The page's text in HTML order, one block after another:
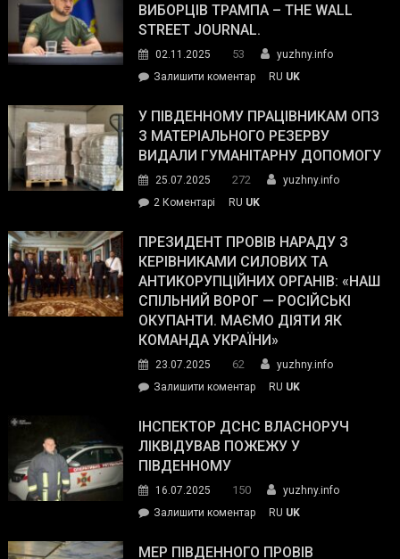
ВИБОРЦІВ ТРАМПА – THE WALL
STREET JOURNAL.
02.11.2025 53
yuzhny.info
Залишити коментарon
завойовує
симпатії
виборців
The
Street
Journal.
RU UK
У ПІВДЕННОМУ ПРАЦІВНИКАМ ОПЗ
З МАТЕРІАЛЬНОГО РЕЗЕРВУ
ВИДАЛИ ГУМАНІТАРНУ ДОПОМОГУ
25.07.2025 272
yuzhny.info
2 Коментарі
Південному
працівникам
ОПЗ
з
матеріального
резерву
гуманітарну
допомогу
RU UK
ПРЕЗИДЕНТ ПРОВІВ НАРАДУ З
КЕРІВНИКАМИ СИЛОВИХ ТА
АНТИКОРУПЦІЙНИХ ОРГАНІВ: «НАШ
СПІЛЬНИЙ ВОРОГ — РОСІЙСЬКІ
ОКУПАНТИ. МАЄМО ДІЯТИ ЯК
КОМАНДА УКРАЇНИ»
23.07.2025 62
yuzhny.info
Залишити коментарon
провів
нараду
силових
та
органів:
RU UK
ІНСПЕКТОР ДСНС ВЛАСНОРУЧ
ЛІКВІДУВАВ ПОЖЕЖУ У
ПІВДЕННОМУ
16.07.2025 150
yuzhny.info
Залишити коментарon
ДСНС
RU UK
МЕР ПІВДЕННОГО ПРОВІВ